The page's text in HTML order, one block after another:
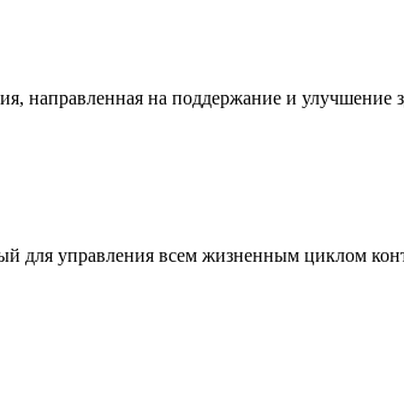
направленная на поддержание и улучшение
для управления всем жизненным циклом